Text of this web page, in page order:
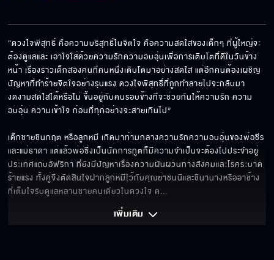
“ดวงใจพิสุทธิ์ คือความบริสุทธิ์ในจิตใจ คือความสดใสของเด็กๆ ที่ผู้ใหญ่จะ
ต้องดูแลและ เอาใจใส่ด้วยความรักความอบอุ่นเพื่อการเติบโตที่ดีในวันข้าง
หน้า เรื่องราวเด็กสองคนที่คนหนึ่งเติบโตมาอย่างสดใส แต่อีกคนต้องเผชิญ
ปัญหาที่ทำร้ายจิตใจอย่างรุนแรง ดวงใจพิสุทธิ์ที่ถูกทำลายไปจะกลับมา
งดงามสดใสได้หรือไม่ ขึ้นอยู่กับคนรอบข้างที่จะช่วยกันให้ความรัก ความ
อบอุ่น ความเข้าใจ ก่อนที่ทุกอย่างจะสายเกินไป”
เด็กชายชินกฤต หรือลูกหมี เกิดมาท่ามกลางความรักความอบอุ่นของพ่อชีร
และแม่ธาดา แต่แล้วพ่อซึ่งเป็นนักการทูตก็มีความจำเป็นจะต้องไปประจำอยู่
ประเทศแถบอัฟริกา ที่ยังมีปัญหาเรื่องความผันผวนทางสังคมและโรคระบาด
ร้ายแรง ทั้งคู่จึงตัดสินใจฝากลูกหมีไว้กับคุณย่าชนนีและชินานางหรืออาช้าง
ที่เต็มใจรับดูแลหลานชายคนเดียวในดวงใจ ด...
เพิ่มเติม